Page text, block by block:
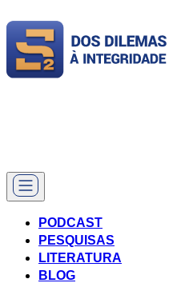
PODCAST
PESQUISAS
LITERATURA
BLOG